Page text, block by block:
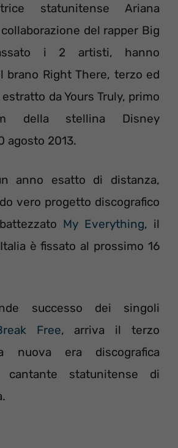
statunitense Ariana
del rapper Big
i 2 artisti, hanno
brano Right There, terzo ed
da Yours Truly, primo
della stellina Disney
agosto 2013.
anno esatto di distanza,
vero progetto discografico
My Everything, il
è fissato al prossimo 16
successo dei singoli
Free, arriva il terzo
nuova era discografica
cantante statunitense di